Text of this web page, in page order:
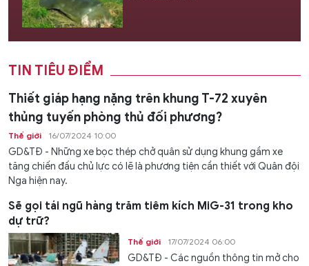
TIN TIÊU ĐIỂM
Thiết giáp hạng nặng trên khung T-72 xuyên
thủng tuyến phòng thủ đối phương?
Thế giới 16/07/2024 10:00
GD&TĐ - Những xe bọc thép chở quân sử dụng khung gầm xe
tăng chiến đấu chủ lực có lẽ là phương tiện cần thiết với Quân đội
Nga hiện nay.
Sẽ gọi tái ngũ hàng trăm tiêm kích MiG-31 trong kho
dự trữ?
Thế giới 17/07/2024 06:00
GD&TĐ - Các nguồn thông tin mở cho